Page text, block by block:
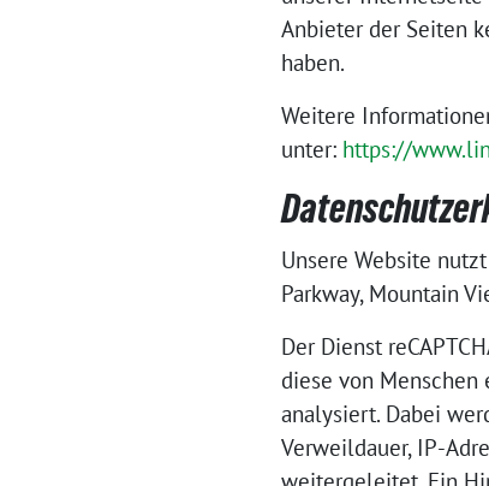
Anbieter der Seiten
haben.
Weitere
unter: https://
Unsere Website
Parkway, Mountain
Der Dienst
diese von
analysiert. Dabei
Verweildauer, IP-